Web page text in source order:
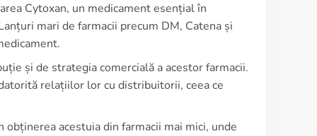
Cytoxan, un medicament esențial în
mari de farmacii precum DM, Catena și
și de strategia comercială a acestor farmacii.
relațiilor lor cu distribuitorii, ceea ce
acestuia din farmacii mai mici, unde